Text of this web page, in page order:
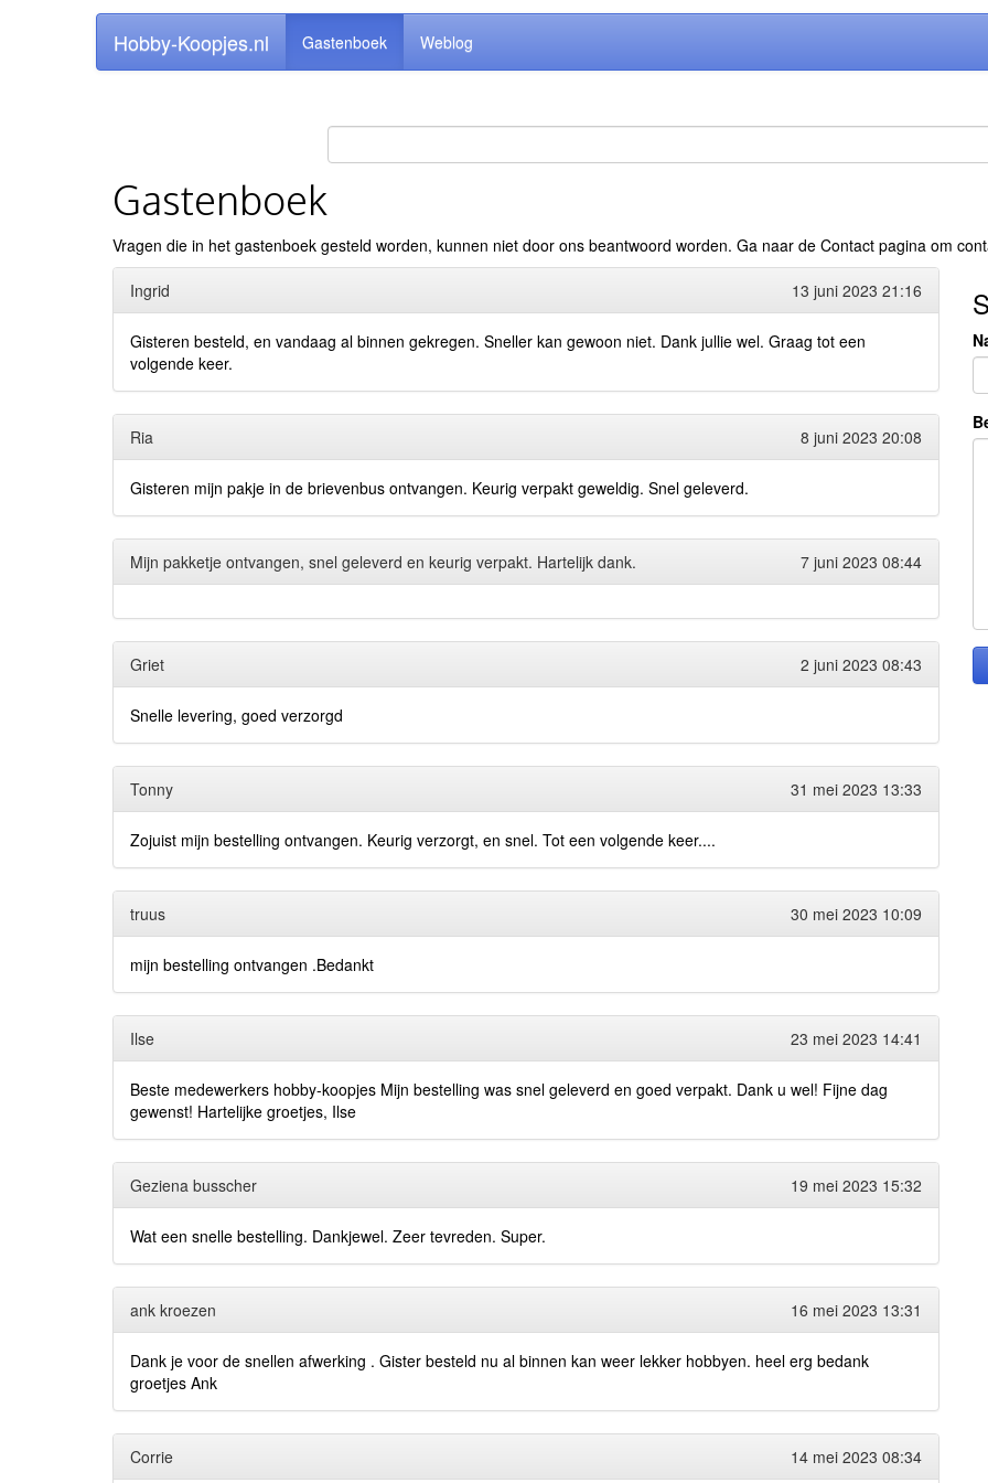
Hobby-Koopjes.nl Gastenboek Weblog
Gastenboek
Vragen die in het gastenboek gesteld worden, kunnen niet door ons beantwoord worden. Ga naar de Contact pagina om
Ingrid 13 juni 2023 21:16
Gisteren besteld, en vandaag al binnen gekregen. Sneller kan gewoon niet. Dank jullie wel. Graag tot een
volgende keer.
Ria 8 juni 2023 20:08
Gisteren mijn pakje in de brievenbus ontvangen. Keurig verpakt geweldig. Snel geleverd.
Mijn pakketje ontvangen, snel geleverd en keurig verpakt. Hartelijk dank. 7 juni 2023 08:44
Griet 2 juni 2023 08:43
Snelle levering, goed verzorgd
Tonny 31 mei 2023 13:33
Zojuist mijn bestelling ontvangen. Keurig verzorgt, en snel. Tot een volgende keer....
truus 30 mei 2023 10:09
mijn bestelling ontvangen .Bedankt
Ilse 23 mei 2023 14:41
Beste medewerkers hobby-koopjes Mijn bestelling was snel geleverd en goed verpakt. Dank u wel! Fijne dag
gewenst! Hartelijke groetjes, Ilse
Geziena busscher 19 mei 2023 15:32
Wat een snelle bestelling. Dankjewel. Zeer tevreden. Super.
ank kroezen 16 mei 2023 13:31
Dank je voor de snellen afwerking . Gister besteld nu al binnen kan weer lekker hobbyen. heel erg bedank
groetjes Ank
Corrie 14 mei 2023 08:34